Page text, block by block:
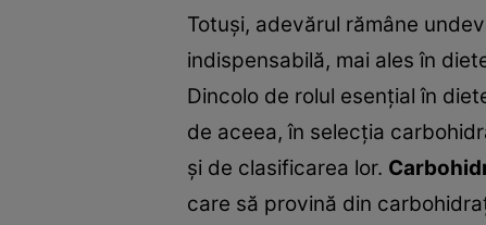
Totuşi, adevărul rămâne
indispensabilă, mai ales în
Dincolo de rolul esenţial în
de aceea, în selecţia
şi de clasificarea lor.
care să provină din